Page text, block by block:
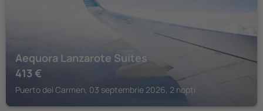
Aequora Lanzarote Suites
413 €
Puerto del Carmen, 03 septembrie 2026, 2 nopți